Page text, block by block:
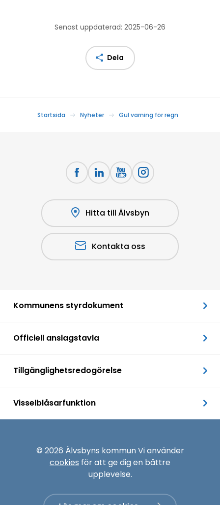
Senast uppdaterad: 2025-06-26
Dela
Startsida Nyheter Gul varning för regn
Hitta till Älvsbyn
Kontakta oss
Kommunens styrdokument
Officiell anslagstavla
Tillgänglighetsredogörelse
Visselblåsarfunktion
© 2026 Älvsbyns kommun Vi använder
cookies för att ge dig en bättre
upplevelse.